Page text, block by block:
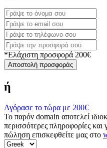
*Ελάχιστη προσφορά 200€
Αποστολή προσφοράς
ή
Αγόρασε το τώρα με 200€
Το παρόν domain αποτελεί
περισσότερες πληροφορίες και
πώληση επισκεφθείτε μας στο